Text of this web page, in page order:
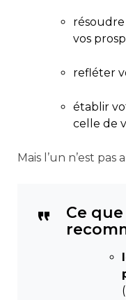
vos
refléter
établir
celle de
Mais l’un n’est
Ce